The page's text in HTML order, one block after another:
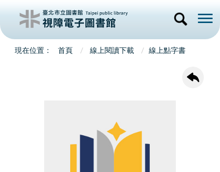
首頁 線上閱讀下載 線上點字書